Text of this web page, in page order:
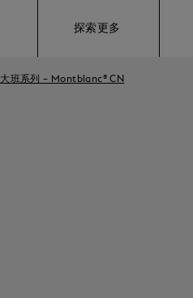
探索更多
大班系列 – Montblanc® CN